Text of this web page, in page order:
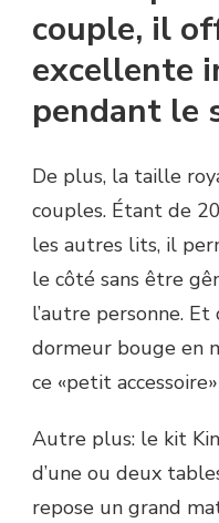
couple, il
excellente
pendant le
De plus, la taille
couples. Étant de
les autres lits, il
le côté sans être
l’autre personne.
dormeur bouge en
ce «petit
Autre plus: le kit
d’une ou deux
repose un grand